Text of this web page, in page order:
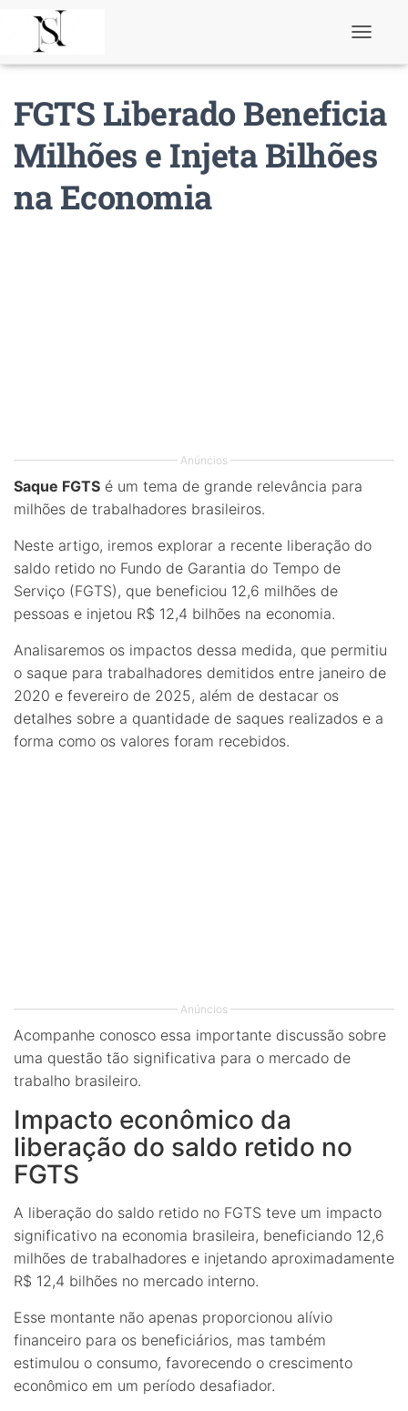
l
e
a
v
FGTS Liberado Beneficia
Milhões e Injeta Bilhões
na Economia
Anúncios
Saque FGTS é um tema de grande relevância para
milhões de trabalhadores brasileiros.
Neste artigo, iremos explorar a recente liberação do
saldo retido no Fundo de Garantia do Tempo de
Serviço (FGTS), que beneficiou 12,6 milhões de
pessoas e injetou R$ 12,4 bilhões na economia.
Analisaremos os impactos dessa medida, que permitiu
o saque para trabalhadores demitidos entre janeiro de
2020 e fevereiro de 2025, além de destacar os
detalhes sobre a quantidade de saques realizados e a
forma como os valores foram recebidos.
Anúncios
Acompanhe conosco essa importante discussão sobre
uma questão tão significativa para o mercado de
trabalho brasileiro.
Impacto econômico da
liberação do saldo retido no
FGTS
A liberação do saldo retido no FGTS teve um impacto
significativo na economia brasileira, beneficiando 12,6
milhões de trabalhadores e injetando aproximadamente
R$ 12,4 bilhões no mercado interno.
Esse montante não apenas proporcionou alívio
financeiro para os beneficiários, mas também
estimulou o consumo, favorecendo o crescimento
econômico em um período desafiador.